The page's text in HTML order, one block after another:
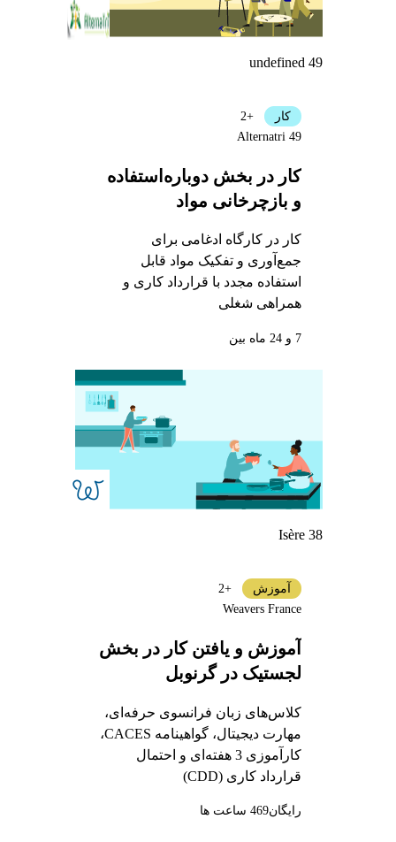
undefined 49
کار در بخش دوباره‌استفاده
و بازچرخانی مواد
کار در کارگاه ادغامی برای
جمع‌آوری و تفکیک مواد قابل
استفاده مجدد با قرارداد کاری و
همراهی شغلی
کار
+2
Alternatri 49
7 و 24 ماه بین
Isère 38
آموزش و یافتن کار در بخش
لجستیک در گرنوبل
کلاس‌های زبان فرانسوی حرفه‌ای،
مهارت دیجیتال، گواهینامه CACES،
کارآموزی 3 هفته‌ای و احتمال
قرارداد کاری (CDD)
آموزش
+2
Weavers France
رایگان469 ساعت ها